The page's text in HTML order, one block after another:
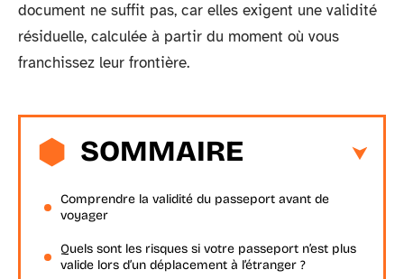
document ne suffit pas, car elles exigent une validité
résiduelle, calculée à partir du moment où vous
franchissez leur frontière.
SOMMAIRE
Comprendre la validité du passeport avant de
voyager
Quels sont les risques si votre passeport n’est plus
valide lors d’un déplacement à l’étranger ?